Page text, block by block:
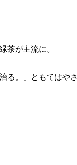
茶が主流に。
る。」ともてはやさ